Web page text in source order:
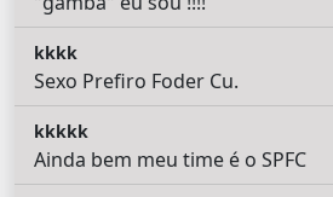
kkkk
Sexo Prefiro Foder Cu.
kkkkk
Ainda bem meu time é o SPFC